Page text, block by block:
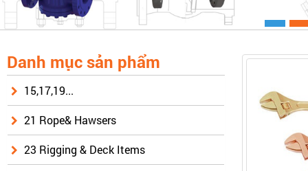
Danh mục sản phẩm
15,17,19...
21 Rope& Hawsers
23 Rigging & Deck Items